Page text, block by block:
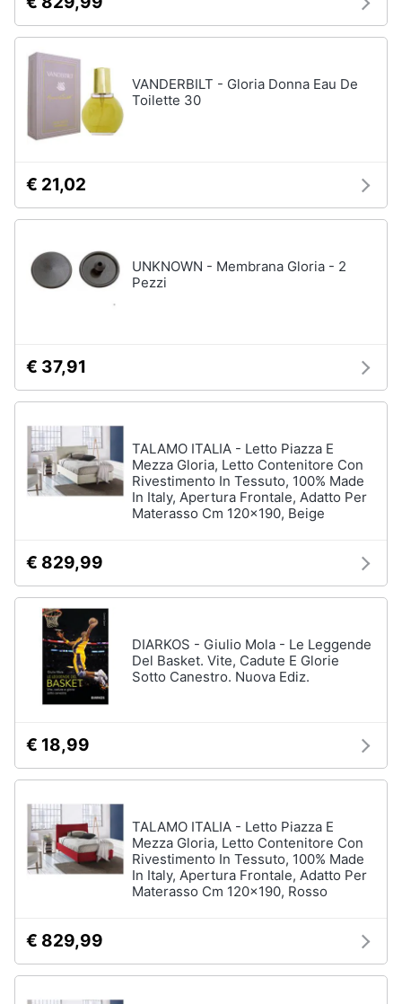
VANDERBILT - Gloria Donna Eau De
Toilette 30
€ 21,02
UNKNOWN - Membrana Gloria - 2
Pezzi
€ 37,91
TALAMO ITALIA - Letto Piazza E
Mezza Gloria, Letto Contenitore Con
Rivestimento In Tessuto, 100% Made
In Italy, Apertura Frontale, Adatto Per
Materasso Cm 120x190, Beige
€ 829,99
DIARKOS - Giulio Mola - Le Leggende
Del Basket. Vite, Cadute E Glorie
Sotto Canestro. Nuova Ediz.
€ 18,99
TALAMO ITALIA - Letto Piazza E
Mezza Gloria, Letto Contenitore Con
Rivestimento In Tessuto, 100% Made
In Italy, Apertura Frontale, Adatto Per
Materasso Cm 120x190, Rosso
€ 829,99